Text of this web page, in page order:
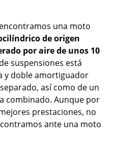
una moto
de origen
por aire de unos 10
suspensiones está
y doble amortiguador
así como de un
combinado. Aunque por
prestaciones, no
ante una moto